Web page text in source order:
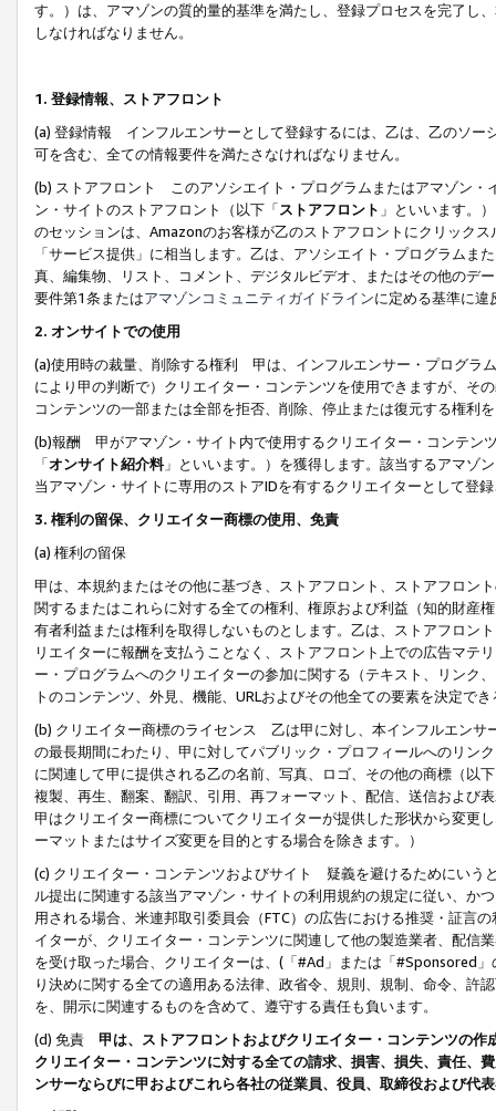
す。）は、アマゾンの質的量的基準を満たし、登録プロセスを完了し、
しなければなりません。
1. 登録情報、ストアフロント
(a) 登録情報 インフルエンサーとして登録するには、乙は、乙のソー
可を含む、全ての情報要件を満たさなければなりません。
(b) ストアフロント このアソシエイト・プログラムまたはアマゾン・
ン・サイトのストアフロント（以下「ストアフロント 」といいます。
のセッションは、Amazonのお客様が乙のストアフロントにクリック
「サービス提供」に相当します。乙は、アソシエイト・プログラム
真、編集物、リスト、コメント、デジタルビデオ、またはその他のデ
要件第1条またはアマゾンコミュニティガイドラインに定める基準に違
2. オンサイトでの使用
(a)使用時の裁量、削除する権利 甲は、インフルエンサー・プログラ
により甲の判断で）クリエイター・コンテンツを使用できますが、そ
コンテンツの一部または全部を拒否、削除、停止または復元する権利
(b)報酬 甲がアマゾン・サイト内で使用するクリエイター・コンテン
「オンサイト紹介料」といいます。）を獲得します。該当するアマゾ
当アマゾン・サイトに専用のストアIDを有するクリエイターとして登
3. 権利の留保、クリエイター商標の使用、免責
(a) 権利の留保
甲は、本規約またはその他に基づき、ストアフロント、ストアフロン
関するまたはこれらに対する全ての権利、権原および利益（知的財産
有者利益または権利を取得しないものとします。乙は、ストアフロン
リエイターに報酬を支払うことなく、ストアフロント上での広告マテ
ー・プログラムへのクリエイターの参加に関する（テキスト、リンク
トのコンテンツ、外見、機能、URLおよびその他全ての要素を決定で
(b) クリエイター商標のライセンス 乙は甲に対し、本インフルエンサ
の最長期間にわたり、甲に対してパブリック・プロフィールへのリン
に関連して甲に提供される乙の名前、写真、ロゴ、その他の商標（以
複製、再生、翻案、翻訳、引用、再フォーマット、配信、送信および
甲はクリエイター商標についてクリエイターが提供した形状から変更
ーマットまたはサイズ変更を目的とする場合を除きます。）
(c) クリエイター・コンテンツおよびサイト 疑義を避けるためにいう
ル提出に関連する該当アマゾン・サイトの利用規約の規定に従い、か
用される場合、米連邦取引委員会（FTC）の広告における推奨・証言
イターが、クリエイター・コンテンツに関連して他の製造業者、配信
を受け取った場合、クリエイターは、(「#Ad」または「#Sponsored
り決めに関する全ての適用ある法律、政省令、規則、規制、命令、許
を、開示に関連するものを含めて、遵守する責任も負います。
(d) 免責 甲は、ストアフロントおよびクリエイター・コンテンツの
クリエイター・コンテンツに対する全ての請求、損害、損失、責任、
ンサーならびに甲およびこれら各社の従業員、役員、取締役および代